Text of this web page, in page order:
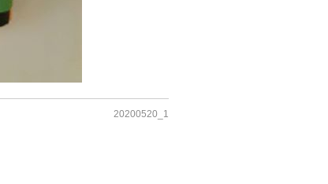
20200520_1